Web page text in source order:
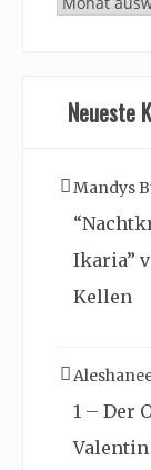
Archiv
Neueste
Mandys
Ikaria”
Kellen
1 – Der